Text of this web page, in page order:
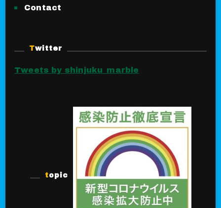
Contact
Twitter
Tweets by shinjuku_marble
topic